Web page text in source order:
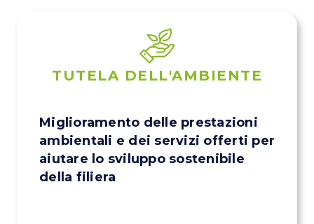
TUTELA DELL'AMBIENTE
Miglioramento delle prestazioni
ambientali e dei servizi offerti per
aiutare lo sviluppo sostenibile
della filiera